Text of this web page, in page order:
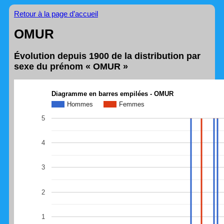
Retour à la page d’accueil
OMUR
Évolution depuis 1900 de la distribution par
sexe du prénom « OMUR »
Diagramme en barres empilées - OMUR
Hommes
Femmes
1
2
3
4
5